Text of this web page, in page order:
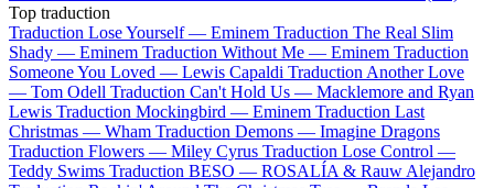
Top traduction
Traduction Lose Yourself — Eminem Traduction The Real Slim
Shady — Eminem Traduction Without Me — Eminem Traduction
Someone You Loved — Lewis Capaldi Traduction Another Love
— Tom Odell Traduction Can't Hold Us — Macklemore and Ryan
Lewis Traduction Mockingbird — Eminem Traduction Last
Christmas — Wham Traduction Demons — Imagine Dragons
Traduction Flowers — Miley Cyrus Traduction Lose Control —
Teddy Swims Traduction BESO — ROSALÍA & Rauw Alejandro